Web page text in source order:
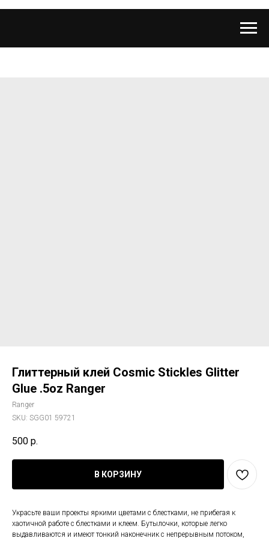
Глиттерный клей Cosmic Stickles Glitter
Glue .5oz Ranger
Ranger
SKU: SGG01 59721
500 р.
В КОРЗИНУ
Украсьте ваши проекты яркими цветами с блестками, не прибегая к
хаотичной работе с блестками и клеем. Бутылочки, которые легко
выдавливаются и имеют тонкий наконечник с непрерывным потоком,